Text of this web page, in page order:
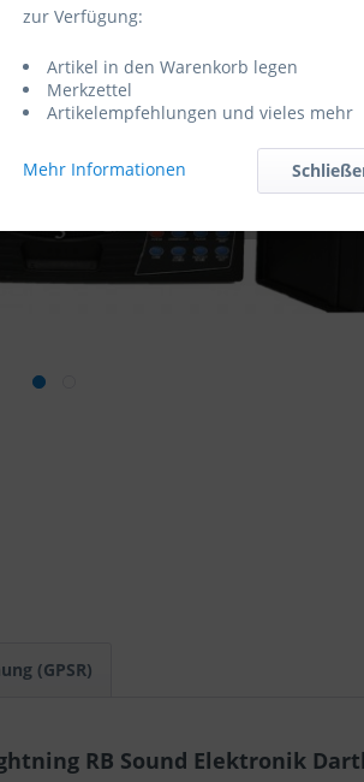
(GPSR)
RB Sound Elektronik
zur Verfügung:
Artikel in den Warenkorb legen
Merkzettel
Artikelempfehlungen und vieles mehr
Mehr Informationen